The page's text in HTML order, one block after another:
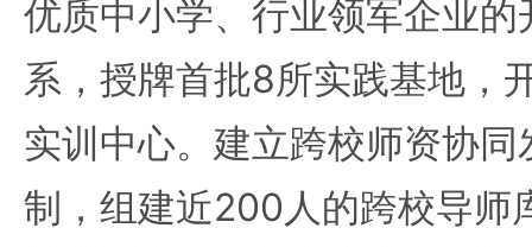
优质中小学、行业领军企业的
系，授牌首批8所实践基地，
实训中心。建立跨校师资协
制，组建近200人的跨校导师